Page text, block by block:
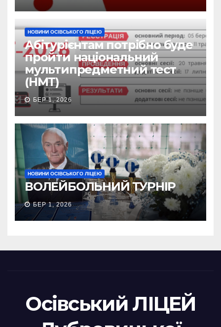
НОВИНИ ОСІВСЬКОГО ЛІЦЕЮ
Абітурієнтам потрібно буде
пройти національний
мультипредметний тест
(НМТ)
БЕР 1, 2026
НОВИНИ ОСІВСЬКОГО ЛІЦЕЮ
ВОЛЕЙБОЛЬНИЙ ТУРНІР
БЕР 1, 2026
Осівський ЛІЦЕЙ